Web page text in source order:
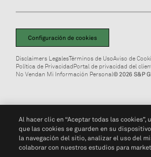
Configuración de cookies
Disclaimers LegalesTérminos de UsoAviso de
Política de PrivacidadPortal de privacidad del
No Vendan Mi Información Personal© 2026 S&P
Al hacer clic en “Aceptar todas las cookies”,
que las cookies se guarden en su
la navegación del sitio, analizar el uso del
colaborar con nuestros estudios para